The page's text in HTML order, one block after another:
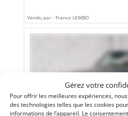
Gérez votre
Pour offrir les meilleures expériences,
des technologies telles que les cookies
informations de l’appareil. Le
Vendu par : Franco LEMBO